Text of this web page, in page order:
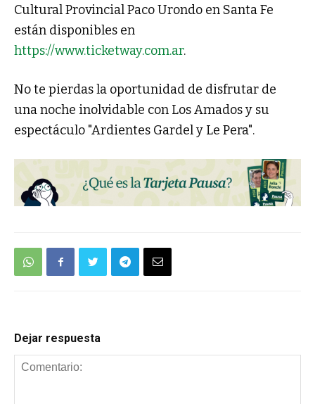
Cultural Provincial Paco Urondo en Santa Fe
están disponibles en
https://www.ticketway.com.ar.
No te pierdas la oportunidad de disfrutar de
una noche inolvidable con Los Amados y su
espectáculo "Ardientes Gardel y Le Pera".
Dejar respuesta